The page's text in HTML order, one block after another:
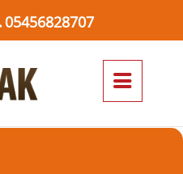
05456828707